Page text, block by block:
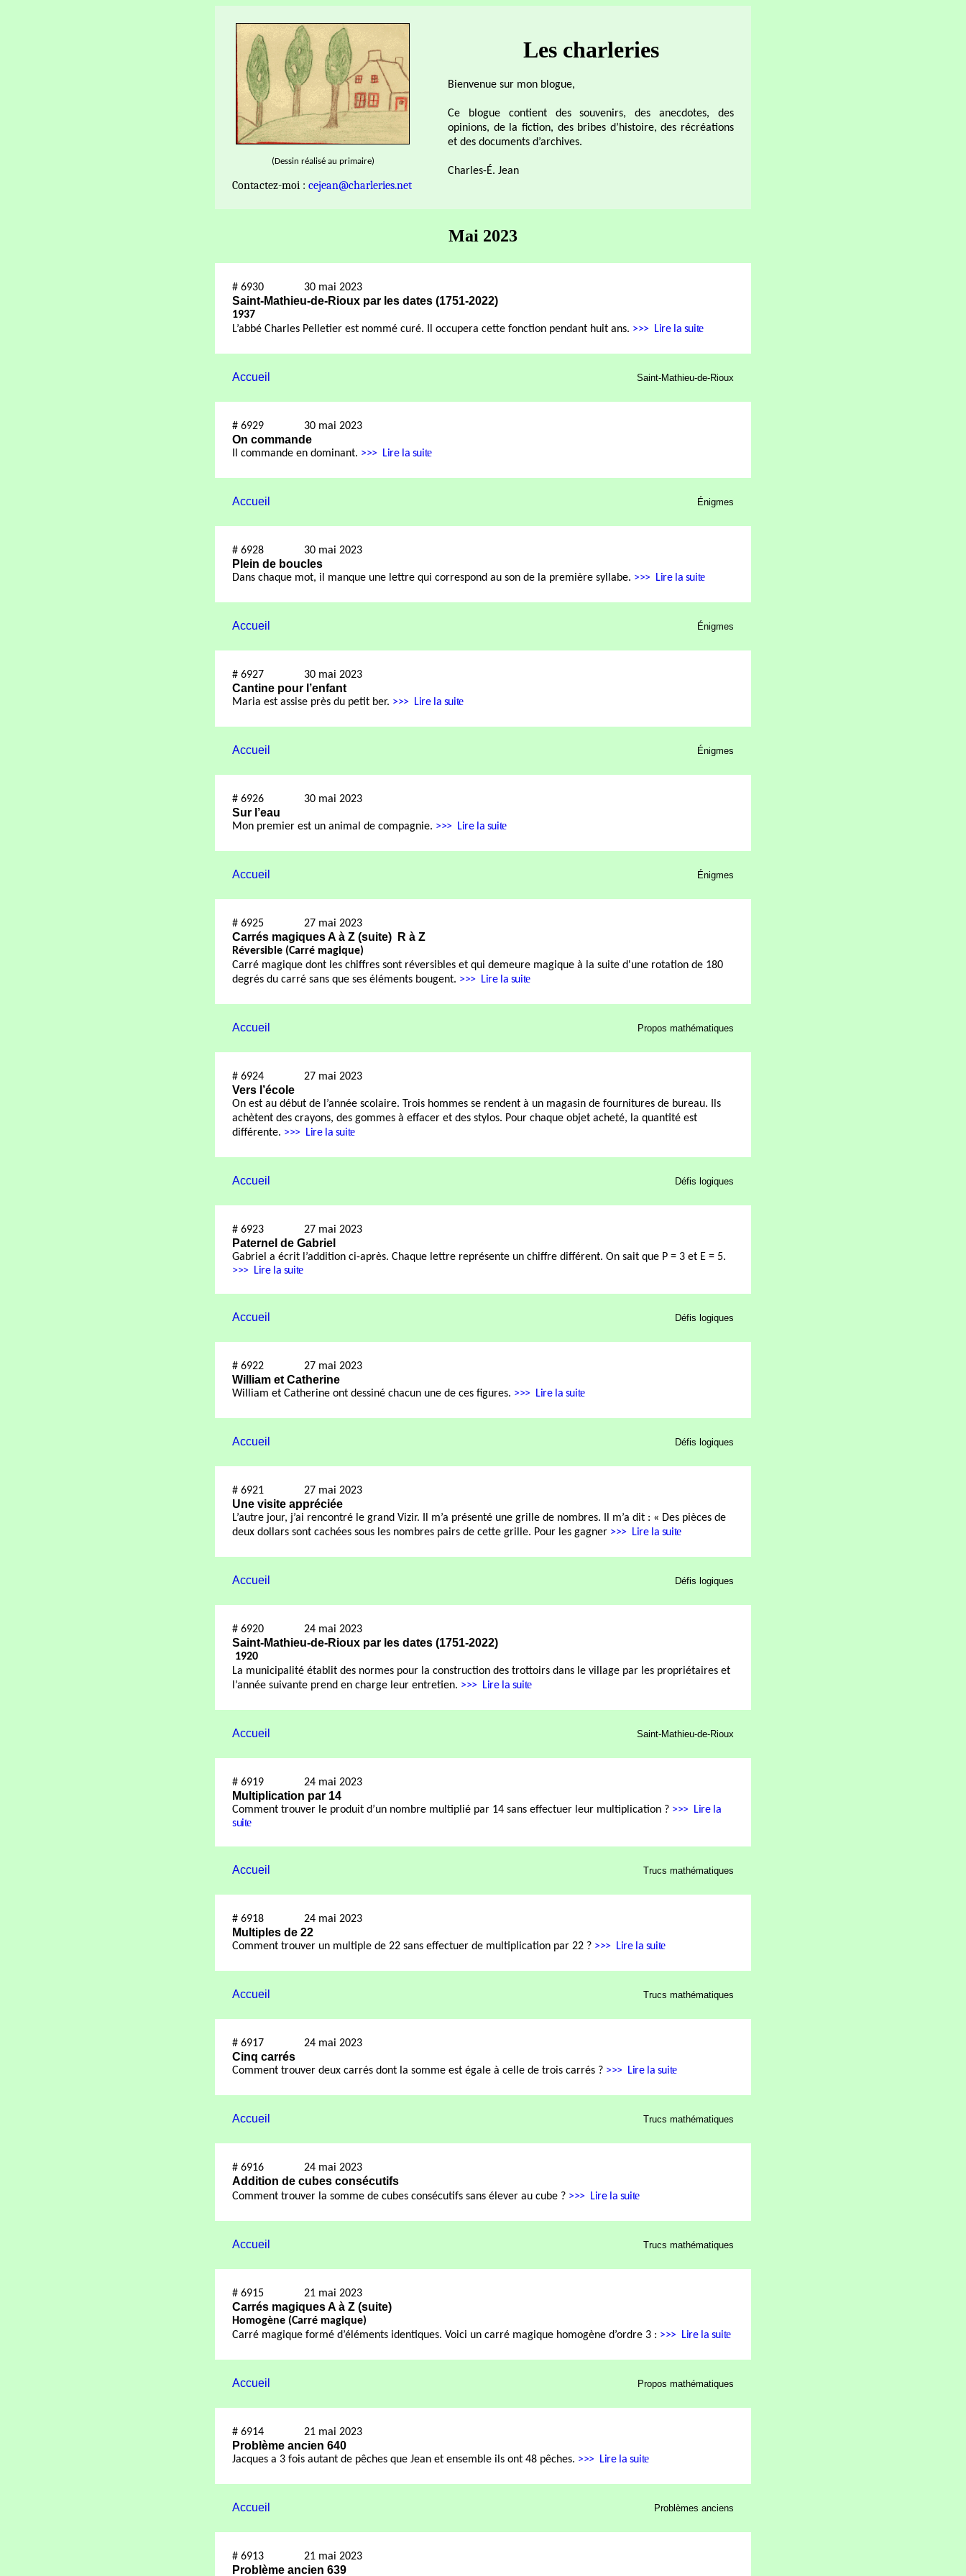
(Dessin réalisé au primaire)
Contactez-moi : cejean@charleries.net
Les charleries
Bienvenue sur mon blogue,
Ce blogue contient des souvenirs, des anecdotes, des
opinions, de la fiction, des bribes d’histoire, des récréations
et des documents d’archives.
Charles-É. Jean
Mai 2023
# 6930 30 mai 2023
Saint-Mathieu-de-Rioux par les dates (1751-2022)
1937
L’abbé Charles Pelletier est nommé curé. Il occupera cette fonction pendant huit ans. >>> Lire la suite
Accueil Saint-Mathieu-de-Rioux
# 6929 30 mai 2023
On commande
Il commande en dominant. >>> Lire la suite
Accueil Énigmes
# 6928 30 mai 2023
Plein de boucles
Dans chaque mot, il manque une lettre qui correspond au son de la première syllabe. >>> Lire la suite
Accueil Énigmes
# 6927 30 mai 2023
Cantine pour l’enfant
Maria est assise près du petit ber. >>> Lire la suite
Accueil Énigmes
# 6926 30 mai 2023
Sur l’eau
Mon premier est un animal de compagnie. >>> Lire la suite
Accueil Énigmes
# 6925 27 mai 2023
Carrés magiques A à Z (suite) R à Z
Réversible (Carré magique)
Carré magique dont les chiffres sont réversibles et qui demeure magique à la suite d'une rotation de 180
degrés du carré sans que ses éléments bougent. >>> Lire la suite
Accueil Propos mathématiques
# 6924 27 mai 2023
Vers l’école
On est au début de l’année scolaire. Trois hommes se rendent à un magasin de fournitures de bureau. Ils
achètent des crayons, des gommes à effacer et des stylos. Pour chaque objet acheté, la quantité est
différente. >>> Lire la suite
Accueil Défis logiques
# 6923 27 mai 2023
Paternel de Gabriel
Gabriel a écrit l’addition ci-après. Chaque lettre représente un chiffre différent. On sait que P = 3 et E = 5.
>>> Lire la suite
Accueil Défis logiques
# 6922 27 mai 2023
William et Catherine
William et Catherine ont dessiné chacun une de ces figures. >>> Lire la suite
Accueil Défis logiques
# 6921 27 mai 2023
Une visite appréciée
L’autre jour, j’ai rencontré le grand Vizir. Il m’a présenté une grille de nombres. Il m’a dit : « Des pièces de
deux dollars sont cachées sous les nombres pairs de cette grille. Pour les gagner >>> Lire la suite
Accueil Défis logiques
# 6920 24 mai 2023
Saint-Mathieu-de-Rioux par les dates (1751-2022)
1920
La municipalité établit des normes pour la construction des trottoirs dans le village par les propriétaires et
l’année suivante prend en charge leur entretien. >>> Lire la suite
Accueil Saint-Mathieu-de-Rioux
# 6919 24 mai 2023
Multiplication par 14
Comment trouver le produit d’un nombre multiplié par 14 sans effectuer leur multiplication ? >>> Lire la
suite
Accueil Trucs mathématiques
# 6918 24 mai 2023
Multiples de 22
Comment trouver un multiple de 22 sans effectuer de multiplication par 22 ? >>> Lire la suite
Accueil Trucs mathématiques
# 6917 24 mai 2023
Cinq carrés
Comment trouver deux carrés dont la somme est égale à celle de trois carrés ? >>> Lire la suite
Accueil Trucs mathématiques
# 6916 24 mai 2023
Addition de cubes consécutifs
Comment trouver la somme de cubes consécutifs sans élever au cube ? >>> Lire la suite
Accueil Trucs mathématiques
# 6915 21 mai 2023
Carrés magiques A à Z (suite)
Homogène (Carré magique)
Carré magique formé d’éléments identiques. Voici un carré magique homogène d’ordre 3 : >>> Lire la suite
Accueil Propos mathématiques
# 6914 21 mai 2023
Problème ancien 640
Jacques a 3 fois autant de pêches que Jean et ensemble ils ont 48 pêches. >>> Lire la suite
Accueil Problèmes anciens
# 6913 21 mai 2023
Problème ancien 639